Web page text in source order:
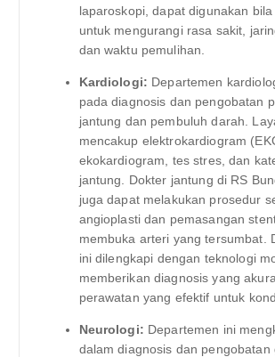
laparoskopi, dapat digunakan
untuk mengurangi rasa sakit,
dan waktu pemulihan.
Kardiologi: Departemen
pada diagnosis dan pengobatan
jantung dan pembuluh darah.
mencakup elektrokardiogram
ekokardiogram, tes stres, dan
jantung. Dokter jantung di RS
juga dapat melakukan prosedur
angioplasti dan pemasangan
membuka arteri yang tersumbat.
ini dilengkapi dengan teknologi
memberikan diagnosis yang
perawatan yang efektif untuk
Neurologi: Departemen ini
dalam diagnosis dan pengobatan